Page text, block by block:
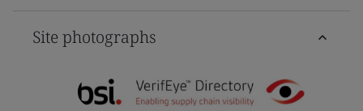
Site photographs